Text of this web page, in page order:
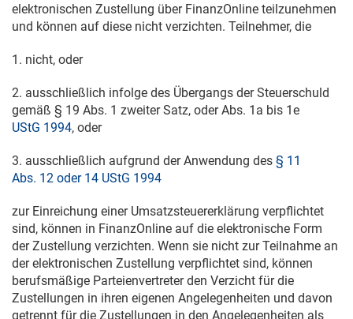
elektronischen Zustellung über FinanzOnline teilzunehmen
und können auf diese nicht verzichten. Teilnehmer, die
1. nicht, oder
2. ausschließlich infolge des Übergangs der Steuerschuld
gemäß § 19 Abs. 1 zweiter Satz, oder Abs. 1a bis 1e
UStG 1994, oder
3. ausschließlich aufgrund der Anwendung des § 11
Abs. 12 oder 14 UStG 1994
zur Einreichung einer Umsatzsteuererklärung verpflichtet
sind, können in FinanzOnline auf die elektronische Form
der Zustellung verzichten. Wenn sie nicht zur Teilnahme an
der elektronischen Zustellung verpflichtet sind, können
berufsmäßige Parteienvertreter den Verzicht für die
Zustellungen in ihren eigenen Angelegenheiten und davon
getrennt für die Zustellungen in den Angelegenheiten als